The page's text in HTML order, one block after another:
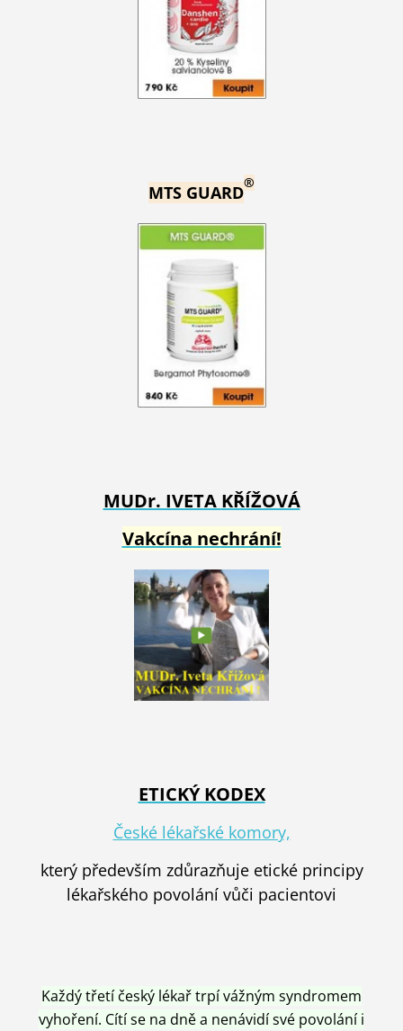
MTS GUARD®
MUDr. IVETA KŘÍŽOVÁ
Vakcína nechrání!
ETICKÝ KODEX
České lékařské komory,
který především zdůrazňuje etické principy
lékařského povolání vůči pacientovi
Každý třetí český lékař trpí vážným syndromem
vyhoření. Cítí se na dně a nenávidí své povolání i